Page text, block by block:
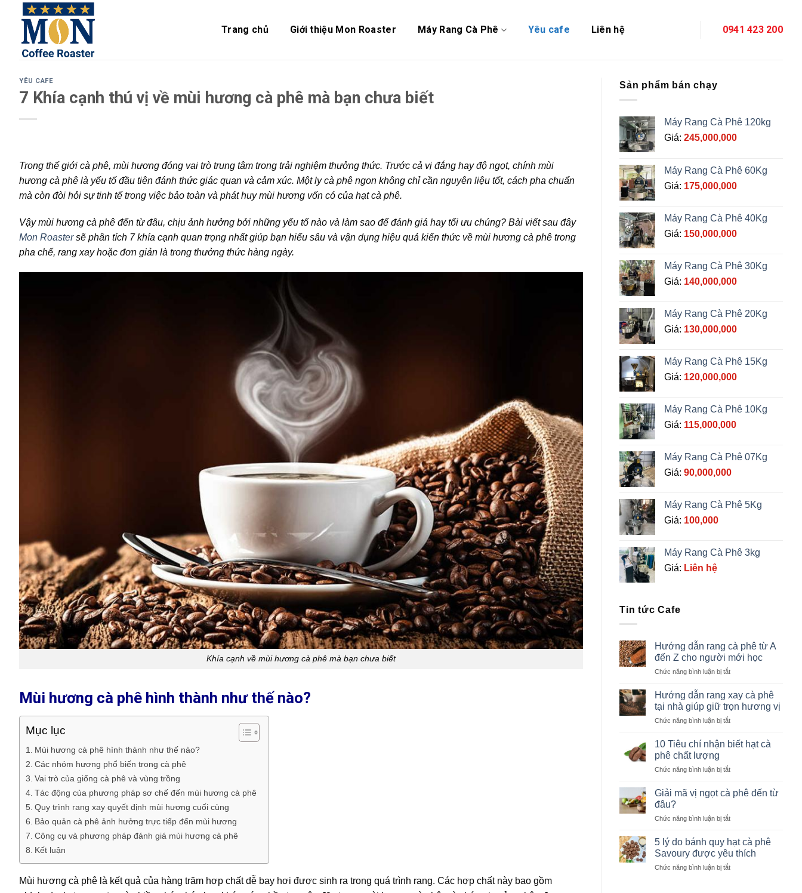
content
Trang chủ Giới thiệu Mon Roaster Máy Rang Cà Phê Yêu cafe Liên hệ 0941 423 200
YÊU CAFE
7 Khía cạnh thú vị về mùi hương cà phê mà bạn chưa biết
Trong thế giới cà phê, mùi hương đóng vai trò trung tâm trong trải nghiệm thưởng thức. Trước cả vị đắng hay độ ngọt, chính mùi
hương cà phê là yếu tố đầu tiên đánh thức giác quan và cảm xúc. Một ly cà phê ngon không chỉ cần nguyên liệu tốt, cách pha chuẩn
mà còn đòi hỏi sự tinh tế trong việc bảo toàn và phát huy mùi hương vốn có của hạt cà phê.
Vậy mùi hương cà phê đến từ đâu, chịu ảnh hưởng bởi những yếu tố nào và làm sao để đánh giá hay tối ưu chúng? Bài viết sau đây
Mon Roastersẽ phân tích 7 khía cạnh quan trọng nhất giúp bạn hiểu sâu và vận dụng hiệu quả kiến thức về mùi hương cà phê trong
pha chế, rang xay hoặc đơn giản là trong thưởng thức hàng ngày.
Khía cạnh về mùi hương cà phê mà bạn chưa biết
Mùi hương cà phê hình thành như thế nào?
Mục lục
Mùi hương cà phê hình thành như thế nào?
Các nhóm hương phổ biến trong cà phê
Vai trò của giống cà phê và vùng trồng
Tác động của phương pháp sơ chế đến mùi hương cà phê
Quy trình rang xay quyết định mùi hương cuối cùng
Bảo quản cà phê ảnh hưởng trực tiếp đến mùi hương
Công cụ và phương pháp đánh giá mùi hương cà phê
Kết luận
Mùi hương cà phê là kết quả của hàng trăm hợp chất dễ bay hơi được sinh ra trong quá trình rang. Các hợp chất này bao gồm
Sản phẩm bán chạy
Máy Rang Cà Phê 120kg
Giá: 245,000,000
Máy Rang Cà Phê 60Kg
Giá: 175,000,000
Máy Rang Cà Phê 40Kg
Giá: 150,000,000
Máy Rang Cà Phê 30Kg
Giá: 140,000,000
Máy Rang Cà Phê 20Kg
Giá: 130,000,000
Máy Rang Cà Phê 15Kg
Giá: 120,000,000
Máy Rang Cà Phê 10Kg
Giá: 115,000,000
Máy Rang Cà Phê 07Kg
Giá: 90,000,000
Máy Rang Cà Phê 5Kg
Giá: 100,000
Máy Rang Cà Phê 3kg
Giá: Liên hệ
Tin tức Cafe
Hướng dẫn rang cà phê từ A
đến Z cho người mới học
Chức năng bình luận bị tắtở
rang
cà
phê
A
cho
mới
Hướng dẫn rang xay cà phê
tại nhà giúp giữ trọn hương vị
Chức năng bình luận bị tắtở
dẫn
cà
tại
giữ
hương
vị
10 Tiêu chí nhận biết hạt cà
phê chất lượng
Chức năng bình luận bị tắtở
Tiêu
chí
biết
cà
phê
lượng
Giải mã vị ngọt cà phê đến từ
đâu?
Chức năng bình luận bị tắtở
mã
vị
ngọt
cà
5 lý do bánh quy hạt cà phê
Savoury được yêu thích
Chức năng bình luận bị tắtở